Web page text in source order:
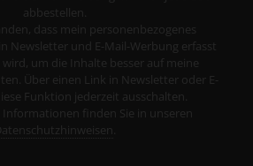
abbestellen.
dass mein personenbezogenes
Newsletter und E-Mail-Werbung erfasst
um die Inhalte besser auf meine
Über einen Link in Newsletter oder E-
Funktion jederzeit ausschalten.
finden Sie in unseren